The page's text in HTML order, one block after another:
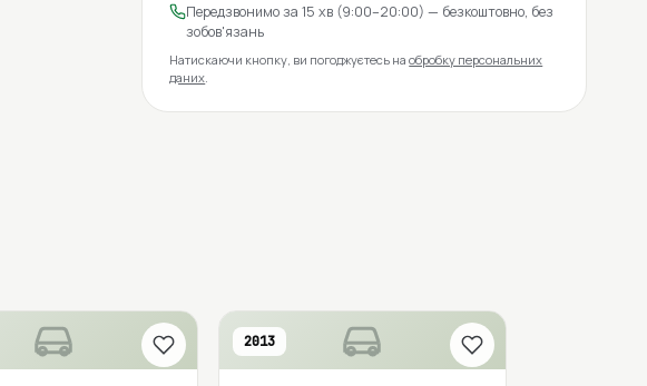
Передзвонимо за 15 хв (9:00–20:00) — безкоштовно, без
зобов'язань
Натискаючи кнопку, ви погоджуєтесь наобробку персональних
даних
2013